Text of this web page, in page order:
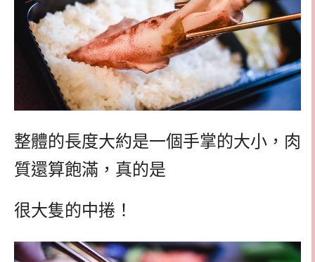
整體的長度大約是一個手掌的大小，肉
質還算飽滿，真的是
很大隻的中捲！